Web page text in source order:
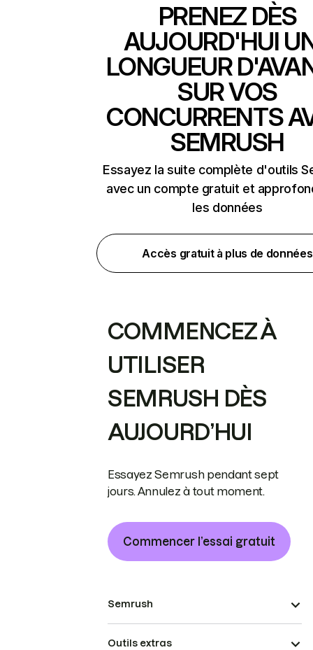
PRENEZ DÈS
AUJOURD'HUI
LONGUEUR
SUR VOS
CONCURRENTS
SEMRUSH
Essayez la suite complète d'outils
avec un compte gratuit et
les données
Accès gratuit à plus de données
COMMENCEZ À
UTILISER
SEMRUSH DÈS
AUJOURD’HUI
Essayez Semrush pendant sept
jours. Annulez à tout moment.
Commencer l’essai gratuit
Semrush
Outils extras